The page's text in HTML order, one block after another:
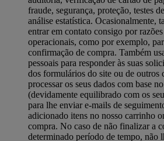
fraude, segurança, proteção, testes
análise estatística. Ocasionalmente,
entrar em contato consigo por
operacionais, como por exemplo,
confirmação de compra. Também
pessoais para responder às suas
dos formulários do site ou de outros
processar os seus dados com base
(devidamente equilibrado com os
para lhe enviar e-mails de
adicionado itens no nosso carrinho
compra. No caso de não finalizar a
determinado período de tempo, não